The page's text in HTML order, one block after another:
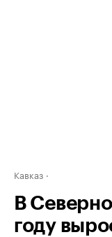
Кавказ
В
году